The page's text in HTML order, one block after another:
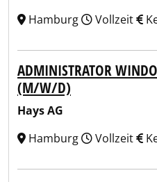
Hamburg
Vollzeit
ADMINISTRATOR
(M/W/D)
Hays AG
Hamburg
Vollzeit